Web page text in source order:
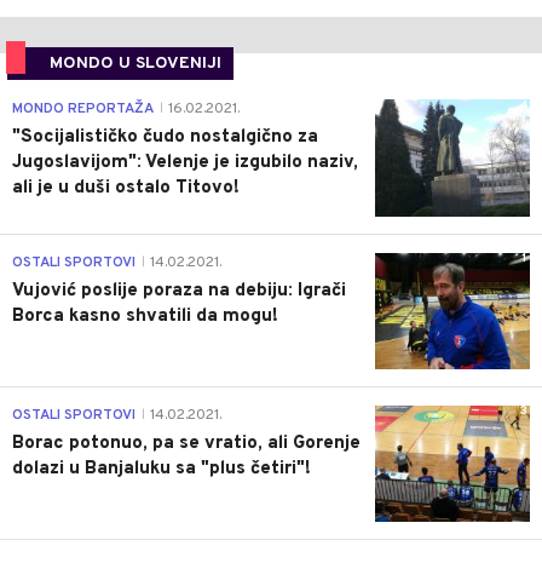
MONDO U SLOVENIJI
4
MONDO REPORTAŽA 16.02.2021.
"Socijalističko čudo nostalgično za
Jugoslavijom": Velenje je izgubilo naziv,
ali je u duši ostalo Titovo!
1
OSTALI SPORTOVI 14.02.2021.
Vujović poslije poraza na debiju: Igrači
Borca kasno shvatili da mogu!
3
OSTALI SPORTOVI 14.02.2021.
Borac potonuo, pa se vratio, ali Gorenje
dolazi u Banjaluku sa "plus četiri"!